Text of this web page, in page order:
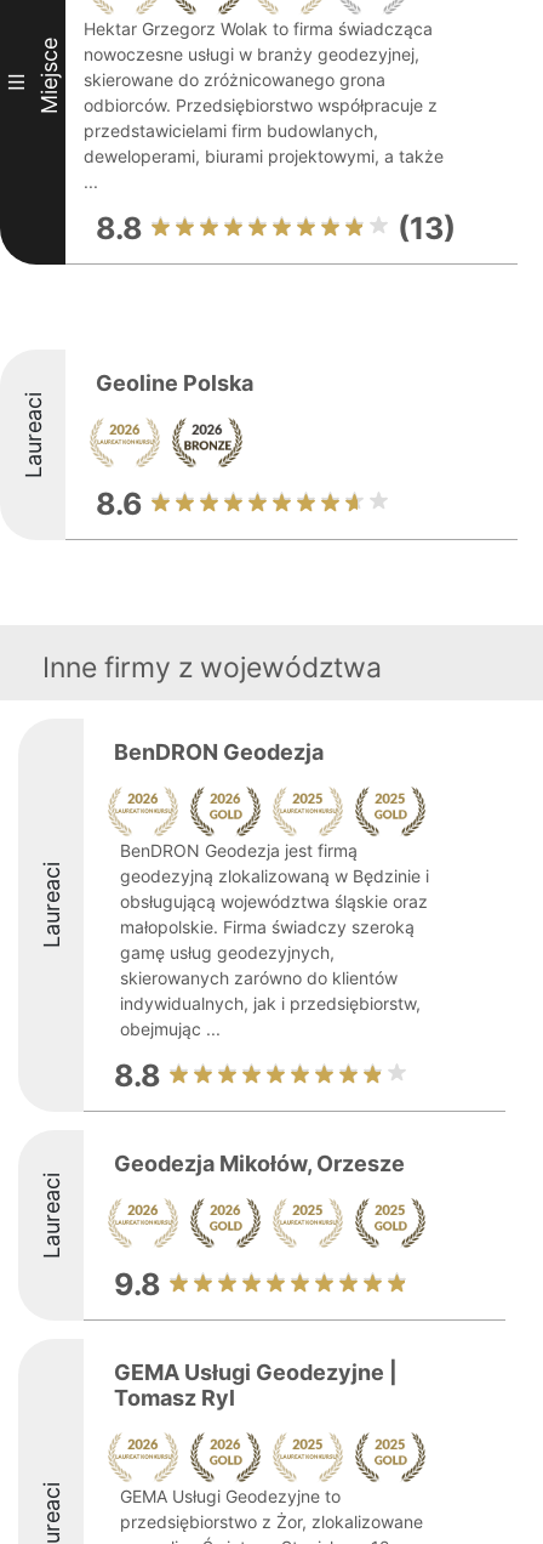
III Miejsce
Hektar Grzegorz Wolak to firma świadcząca
nowoczesne usługi w branży geodezyjnej,
skierowane do zróżnicowanego grona
odbiorców. Przedsiębiorstwo współpracuje z
przedstawicielami firm budowlanych,
deweloperami, biurami projektowymi, a także
...
8.8 (13)
Laureaci
Geoline Polska
8.6
Inne firmy z województwa
Laureaci
BenDRON Geodezja
BenDRON Geodezja jest firmą
geodezyjną zlokalizowaną w Będzinie i
obsługującą województwa śląskie oraz
małopolskie. Firma świadczy szeroką
gamę usług geodezyjnych,
skierowanych zarówno do klientów
indywidualnych, jak i przedsiębiorstw,
obejmując ...
8.8
Laureaci
Geodezja Mikołów, Orzesze
9.8
Laureaci
GEMA Usługi Geodezyjne |
Tomasz Ryl
GEMA Usługi Geodezyjne to
przedsiębiorstwo z Żor, zlokalizowane